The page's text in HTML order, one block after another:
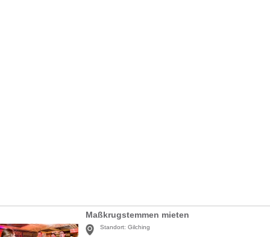
Maßkrugstemmen mieten
Standort: Gilching